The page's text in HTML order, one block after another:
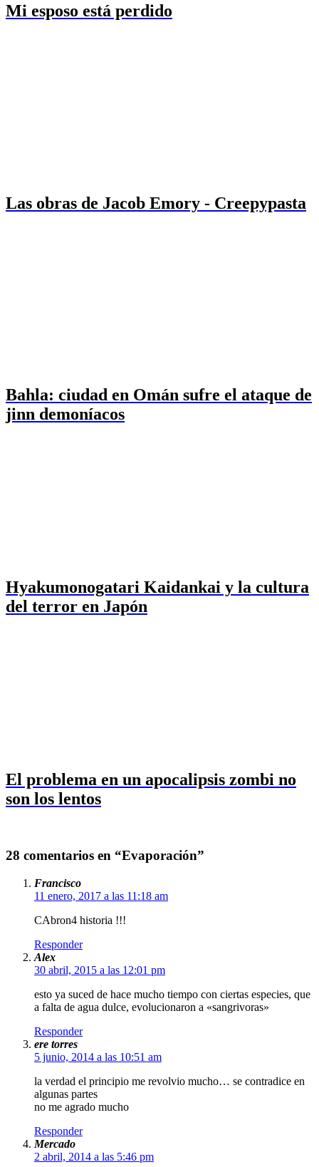
Mi esposo está perdido
Las obras de Jacob Emory - Creepypasta
Bahla: ciudad en Omán sufre el ataque de
jinn demoníacos
Hyakumonogatari Kaidankai y la cultura
del terror en Japón
El problema en un apocalipsis zombi no
son los lentos
28 comentarios en “Evaporación”
Francisco
11 enero, 2017 a las 11:18 am
CAbron4 historia !!!
Responder
Alex
30 abril, 2015 a las 12:01 pm
esto ya suced de hace mucho tiempo con ciertas especies, que
a falta de agua dulce, evolucionaron a «sangrivoras»
Responder
ere torres
5 junio, 2014 a las 10:51 am
la verdad el principio me revolvio mucho… se contradice en
algunas partes
no me agrado mucho
Responder
Mercado
2 abril, 2014 a las 5:46 pm